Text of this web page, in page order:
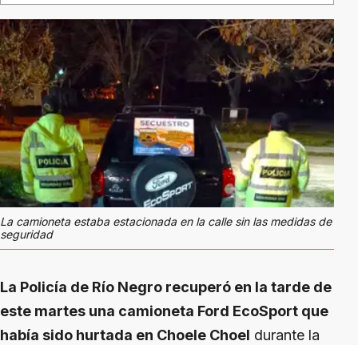
La camioneta estaba estacionada en la calle sin las medidas de
seguridad
La Policía de Río Negro recuperó en la tarde de
este martes una camioneta Ford EcoSport que
había sido hurtada en Choele Choel durante la